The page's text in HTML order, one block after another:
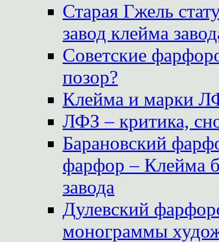
Старая Гжель
завод клейма
Советские
позор?
Клейма и марки
ЛФЗ – критика,
Барановский
фарфор – Клейма
завода
Дулевский
монограммы